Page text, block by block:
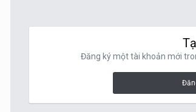
Đăng ký một tài khoản mới